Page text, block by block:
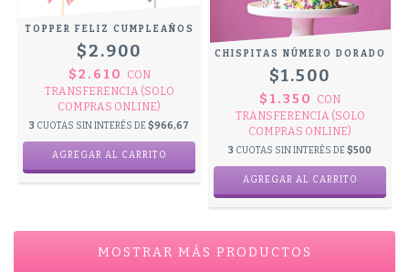
TOPPER FELIZ CUMPLEAÑOS
$2.900
$2.610
CON
TRANSFERENCIA (SOLO
COMPRAS ONLINE)
3 CUOTAS SIN INTERÉS DE $966,67
AGREGAR AL CARRITO
CHISPITAS NÚMERO DORADO
$1.500
$1.350
CON
TRANSFERENCIA (SOLO
COMPRAS ONLINE)
3 CUOTAS SIN INTERÉS DE $500
AGREGAR AL CARRITO
MOSTRAR MÁS PRODUCTOS